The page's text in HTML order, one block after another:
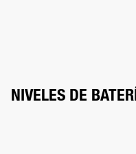
NIVELES DE